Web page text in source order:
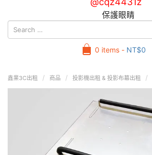
保護眼睛
0 items - NT$0
鑫業3C出租 商品 投影機出租 & 投影布幕出租